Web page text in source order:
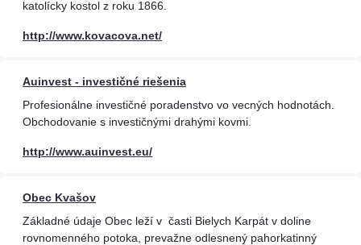
katolícky kostol z roku 1866.
http://www.kovacova.net/
Auinvest - investičné riešenia
Profesionálne investičné poradenstvo vo vecných hodnotách.
Obchodovanie s investičnými drahými kovmi.
http://www.auinvest.eu/
Obec Kvašov
Základné údaje Obec leží v časti Bielych Karpát v doline
rovnomenného potoka, prevažne odlesnený pahorkatinný